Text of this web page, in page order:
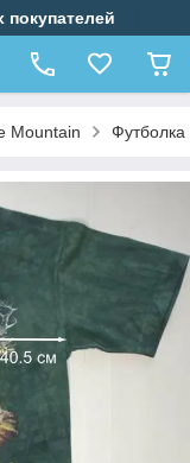
Mountain